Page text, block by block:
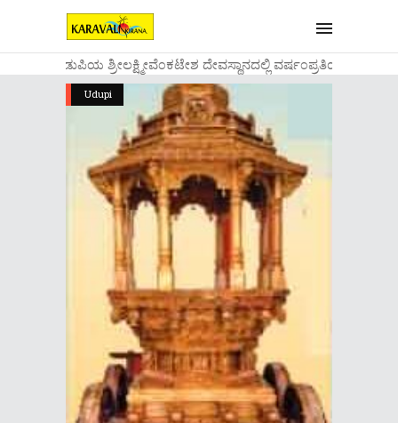
....ಉಡುಪಿಯ ಶ್ರೀಲಕ್ಷ್ಮೀವೆ೦ಕಟೇಶ ದೇವಸ್ಥಾನದಲ್ಲಿ ವರ್ಷ೦ಪ್ರತಿಯ
Udupi